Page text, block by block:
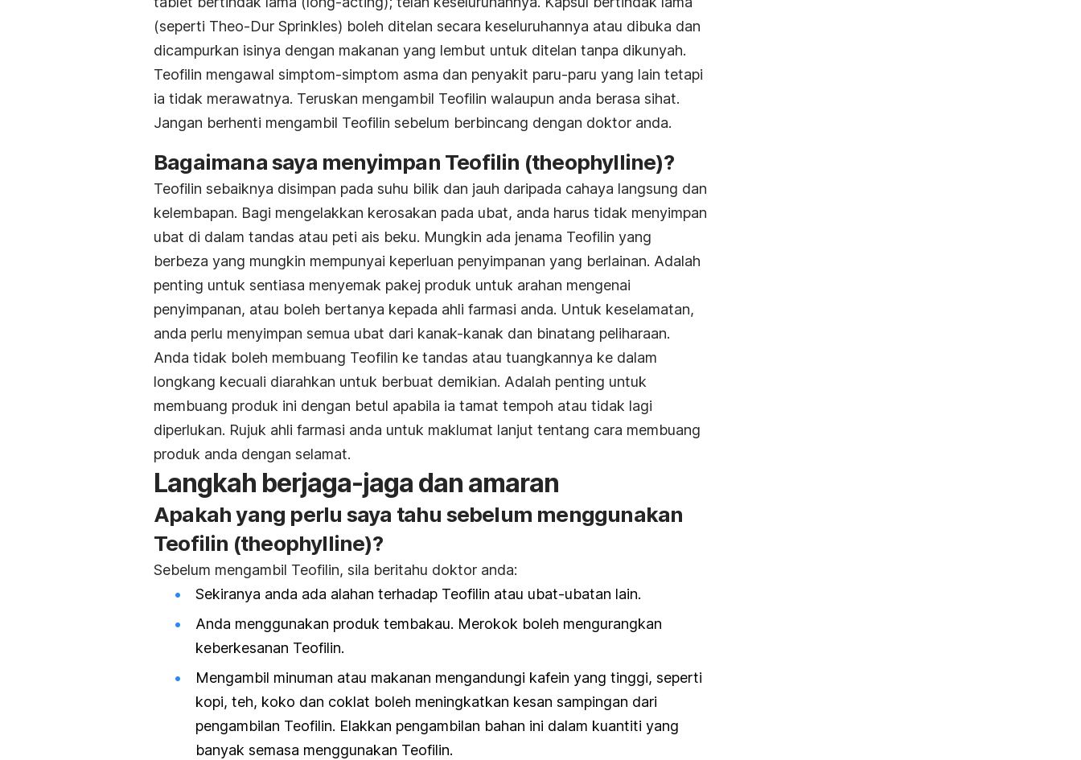
(seperti Theo-Dur Sprinkles) boleh ditelan secara keseluruhannya atau dibuka dan
dicampurkan isinya dengan makanan yang lembut untuk ditelan tanpa dikunyah.
Teofilin mengawal simptom-simptom asma dan penyakit paru-paru yang lain tetapi
ia tidak merawatnya. Teruskan mengambil Teofilin walaupun anda berasa sihat.
Jangan berhenti mengambil Teofilin sebelum berbincang dengan doktor anda.
Bagaimana saya menyimpan Teofilin (theophylline)?
Teofilin sebaiknya disimpan pada suhu bilik dan jauh daripada cahaya langsung dan
kelembapan. Bagi mengelakkan kerosakan pada ubat, anda harus tidak menyimpan
ubat di dalam tandas atau peti ais beku. Mungkin ada jenama Teofilin yang
berbeza yang mungkin mempunyai keperluan penyimpanan yang berlainan. Adalah
penting untuk sentiasa menyemak pakej produk untuk arahan mengenai
penyimpanan, atau boleh bertanya kepada ahli farmasi anda. Untuk keselamatan,
anda perlu menyimpan semua ubat dari kanak-kanak dan binatang peliharaan.
Anda tidak boleh membuang Teofilin ke tandas atau tuangkannya ke dalam
longkang kecuali diarahkan untuk berbuat demikian. Adalah penting untuk
membuang produk ini dengan betul apabila ia tamat tempoh atau tidak lagi
diperlukan. Rujuk ahli farmasi anda untuk maklumat lanjut tentang cara membuang
produk anda dengan selamat.
Langkah berjaga-jaga dan amaran
Apakah yang perlu saya tahu sebelum menggunakan
Teofilin (theophylline)?
Sebelum mengambil Teofilin, sila beritahu doktor anda:
Sekiranya anda ada alahan terhadap Teofilin atau ubat-ubatan lain.
Anda menggunakan produk tembakau. Merokok boleh mengurangkan
keberkesanan Teofilin.
Mengambil minuman atau makanan mengandungi kafein yang tinggi, seperti
kopi, teh, koko dan coklat boleh meningkatkan kesan sampingan dari
pengambilan Teofilin. Elakkan pengambilan bahan ini dalam kuantiti yang
banyak semasa menggunakan Teofilin.